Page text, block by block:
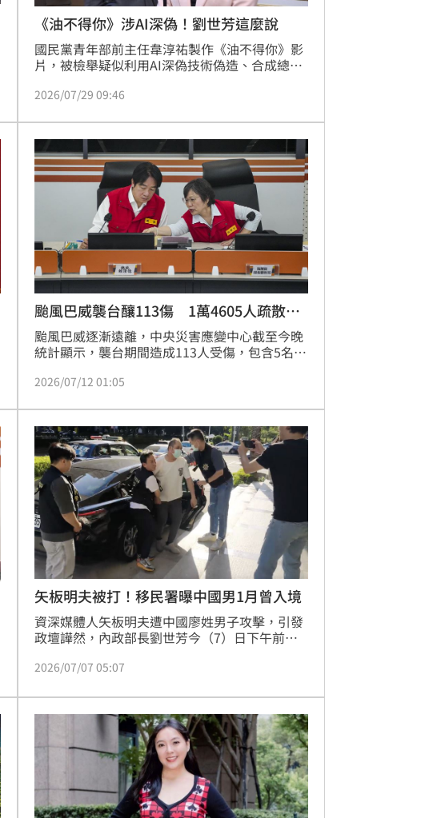
《油不得你》涉AI深偽！劉世芳這麼說
國民黨青年部前主任韋淳祐製作《油不得你》影
片，被檢舉疑似利用AI深偽技術偽造、合成總統
（29）日表示，台灣絕對保障言論自由，但偽造
調，刑事局已經就刑訴法第230、231條報請北檢
偵辦，警方不針對個案，內政部尊重警方與檢方
依照偵查不公開偵辦。
2026/07/29 09:46
颱風巴威襲台釀113傷 1萬4605人疏散撤
離
颱風巴威逐漸遠離，中央災害應變中心截至今晚
統計顯示，襲台期間造成113人受傷，包含5名外
1萬4605人疏散撤離，其中以花蓮縣5182人最
2026/07/12 01:05
矢板明夫被打！移民署曝中國男1月曾入境
資深媒體人矢板明夫遭中國廖姓男子攻擊，引發
政壇譁然，內政部長劉世芳今（7）日下午前往
恩指出，廖男是廣東出生，後取得香港籍，且今
察局長吳敬田說，廖男另有同行嫌犯已確認身
份，但在案發前一天已經出境，他也指出，警方
與地檢署協調，會申請羈押廖男，並持續從手
機、通聯等調查。
2026/07/07 05:07